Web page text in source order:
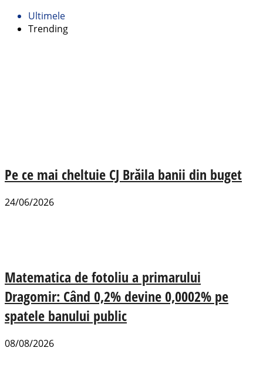
Ultimele
Trending
Pe ce mai cheltuie CJ Brăila banii din buget
24/06/2026
Matematica de fotoliu a primarului
Dragomir: Când 0,2% devine 0,0002% pe
spatele banului public
08/08/2026